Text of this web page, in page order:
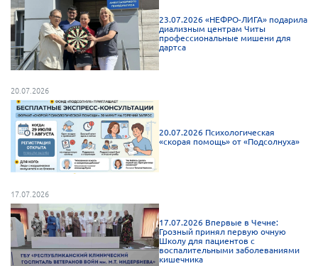
Архангельская область
Брянская область
Владимирская область
Воронежская область
Ивановская область
Калининградская область
Кемеровская область
Кировская область
Краснодарский край
Красноярский край
Липецкая область
23.07.2026 «НЕФРО-ЛИГА» подарила
диализным центрам Читы
профессиональные мишени для
дартса
20.07.2026
20.07.2026 Психологическая
«скорая помощь» от «Подсолнуха»
17.07.2026
17.07.2026 Впервые в Чечне:
Грозный принял первую очную
Школу для пациентов с
воспалительными заболеваниями
кишечника